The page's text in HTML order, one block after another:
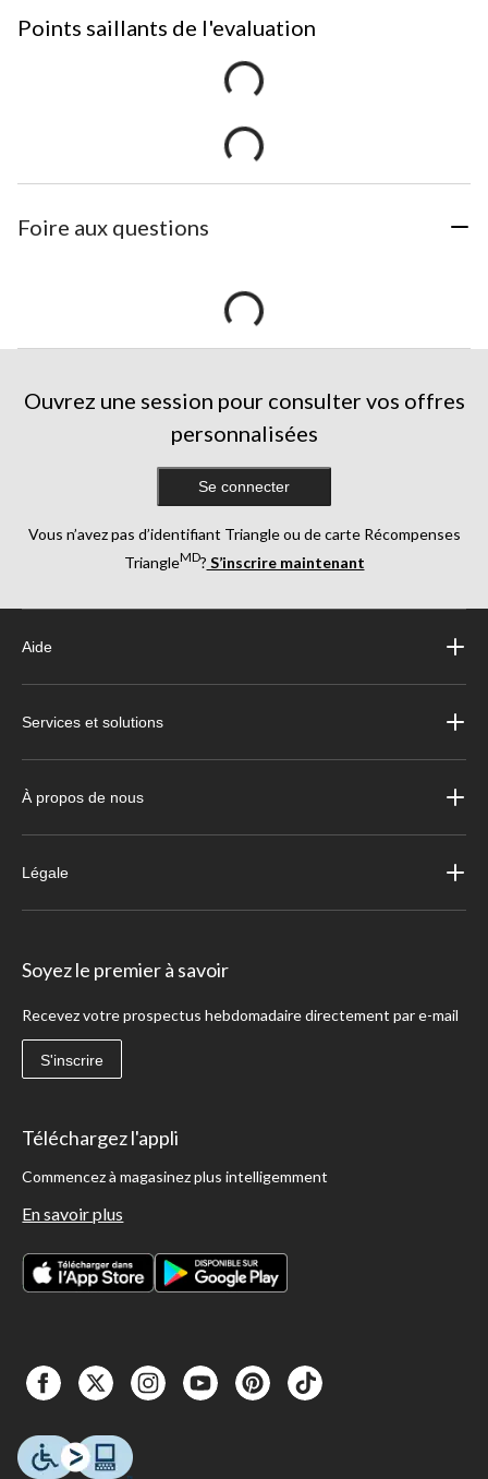
Points saillants de l'evaluation
Foire aux questions
Ouvrez une session pour consulter vos offres
personnalisées
Se connecter
Vous n’avez pas d’identifiant Triangle ou de carte Récompenses
TriangleMD? S’inscrire maintenant
Aide
Services et solutions
À propos de nous
Légale
Soyez le premier à savoir
Recevez votre prospectus hebdomadaire directement par e-mail
S'inscrire
Téléchargez l'appli
Commencez à magasinez plus intelligemment
En savoir plus